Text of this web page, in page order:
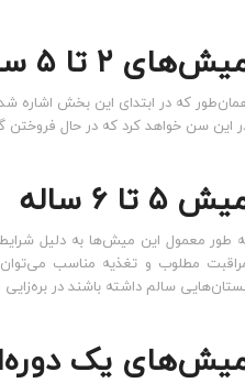
۲ تا ۵ ساله
که در ابتدای این بخش اشاره
این سن خواهد کرد که در حال فروختن گله خود
۵ تا ۶ ساله
مطلوب و تغذیه مناسب
سالم داشته باشند در
یک